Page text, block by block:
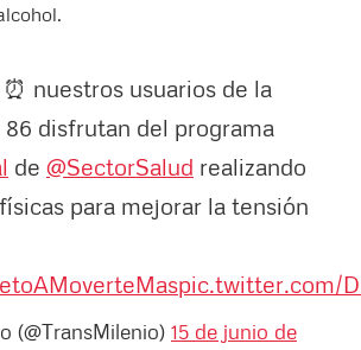
⏰ nuestros usuarios de la
86 disfrutan del programa
de @SectorSalud realizando
para mejorar la tensión
pic.twitter.com/
(@TransMilenio) 15 de junio de